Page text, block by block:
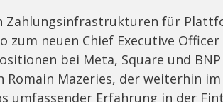
Zahlungsinfrastrukturen für
neuen Chief Executive Officer
bei Meta, Square und
Mazeries, der weiterhin
umfassender Erfahrung in der